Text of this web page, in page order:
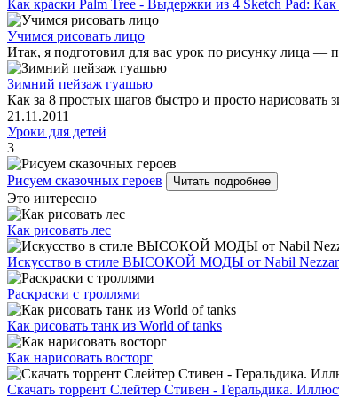
Как краски Palm Tree - Выдержки из 4 Sketch Pad: Как
Учимся рисовать лицо
Итак, я подготовил для вас урок по рисунку лица —
Зимний пейзаж гуашью
Как за 8 простых шагов быстро и просто нарисовать
21.11.2011
Уроки для детей
3
Рисуем сказочных героев Читать подробнее
Это интересно
Как рисовать лес
Искусство в стиле ВЫСОКОЙ МОДЫ от Nabil
Раскраски с троллями
Как рисовать танк из World of tanks
Как нарисовать восторг
Скачать торрент Слейтер Стивен - Геральдика.